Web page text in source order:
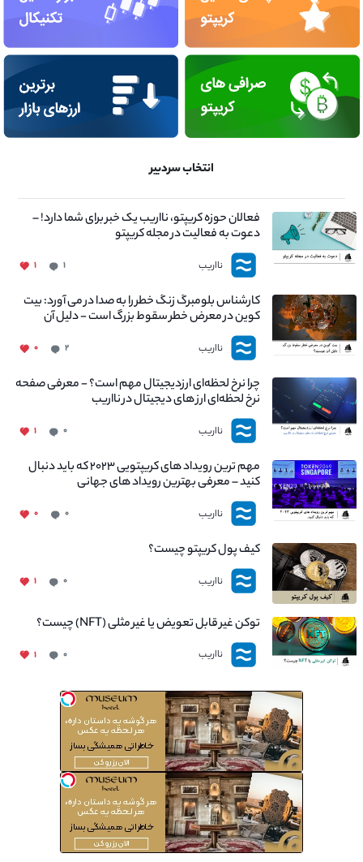
انتخاب سردبیر
فعالان حوزه کریپتو، نااریب یک خبر برای شما دارد! –
دعوت به فعالیت در مجله کریپتو
نااریب ۱ ۱
کارشناس بلومبرگ زنگ خطر را به صدا در می آورد: بیت
کوین در معرض خطر سقوط بزرگ است - دلیل آن
چیست؟
نااریب ۲ ۰
چرا نرخ لحظه‌ای ارزدیجیتال مهم است؟ - معرفی صفحه
نرخ لحظه‌ای ارز های دیجیتال در نااریب
نااریب ۰ ۱
مهم ترین رویداد های کریپتویی ۲۰۲۳ که باید دنبال
کنید – معرفی بهترین رویداد های جهانی
نااریب ۰ ۰
کیف پول کریپتو چیست؟
نااریب ۰ ۱
توکن غیر قابل تعویض یا غیر مثلی (NFT) چیست؟
نااریب ۰ ۱